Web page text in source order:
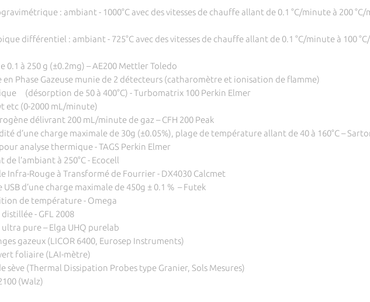
: ambiant - 1000°C avec des vitesses de chauffe allant de 0.1 °C/minute à 200 °C/
différentiel : ambiant - 725°C avec des vitesses de chauffe allant de 0.1 °C/minute à 100
0.1 à 250 g (±0.2mg) – AE200 Mettler Toledo
Phase Gazeuse munie de 2 détecteurs (catharomètre et ionisation de flamme)
(désorption de 50 à 400°C) - Turbomatrix 100 Perkin Elmer
etc (0-2000 mL/minute)
délivrant 200 mL/minute de gaz – CFH 200 Peak
d’une charge maximale de 30g (±0.05%), plage de température allant de 40 à 160°C –
analyse thermique - TAGS Perkin Elmer
de l’ambiant à 250°C - Ecocell
Infra-Rouge à Transformé de Fourrier - DX4030 Calcmet
USB d’une charge maximale de 450g ± 0.1 % – Futek
de température - Omega
- GFL 2008
pure – Elga UHQ purelab
gazeux (LICOR 6400, Eurosep Instruments)
foliaire (LAI-mètre)
sève (Thermal Dissipation Probes type Granier, Sols Mesures)
(Walz)